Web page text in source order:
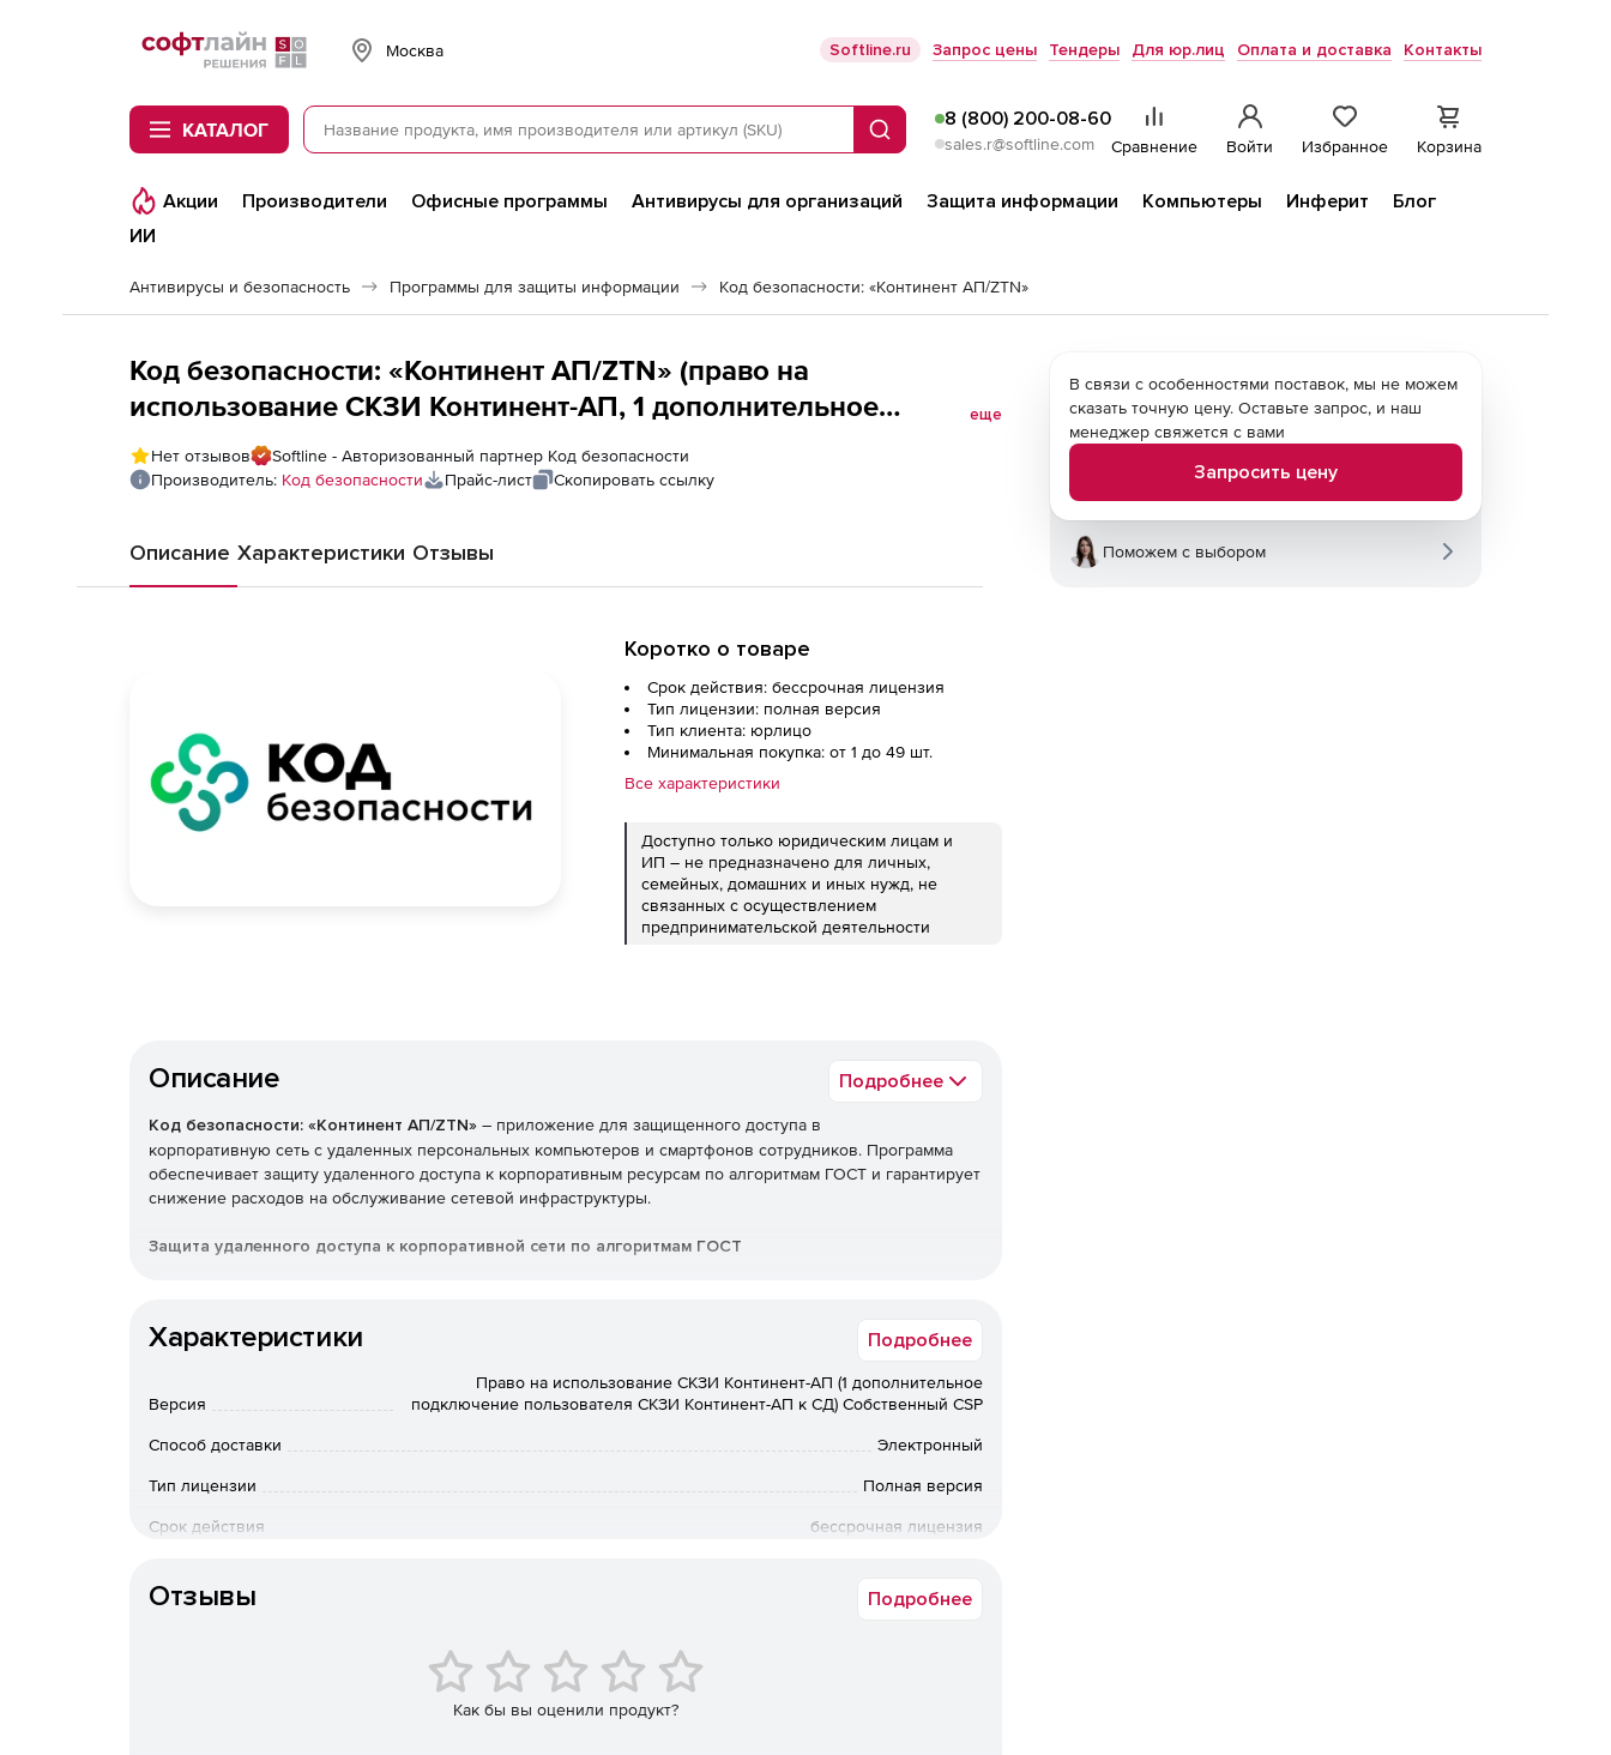
Softline
Москва Softline.ru Запрос цены Тендеры Для юр.лиц Оплата и доставка Контакты
КАТАЛОГ Поиск
8 (800) 200-08-60
sales.r@softline.com Сравнение Войти Избранное Корзина
Акции Производители Офисные программы Антивирусы для организаций Защита информации Компьютеры Инферит
Блог
ИИ
Антивирусы и безопасность Программы для защиты информации Код безопасности: «Континент АП/ZTN»
Код безопасности: «Континент АП/ZTN» (право на
использование СКЗИ Континент-АП, 1 дополнительное
подключение пользователя СКЗИ Континент-АП к СД
Собственный CSP), Электронная лицензия
еще
Нет отзывов
Softline - Авторизованный партнер Код безопасности
Производитель: Код безопасности Прайс-лист Скопировать ссылку
Описание Характеристики Отзывы
Коротко о товаре
Срок действия: бессрочная лицензия
Тип лицензии: полная версия
Тип клиента: юрлицо
Минимальная покупка: от 1 до 49 шт.
Все характеристики
Доступно только юридическим лицам и
ИП – не предназначено для личных,
семейных, домашних и иных нужд, не
связанных с осуществлением
предпринимательской деятельности
Описание Подробнее
Код безопасности: «Континент АП/ZTN» – приложение для защищенного доступа в
корпоративную сеть с удаленных персональных компьютеров и смартфонов сотрудников. Программа
обеспечивает защиту удаленного доступа к корпоративным ресурсам по алгоритмам ГОСТ и гарантирует
снижение расходов на обслуживание сетевой инфраструктуры.
Защита удаленного доступа к корпоративной сети по алгоритмам ГОСТ
ГОСТ.
Подключение небольшого офиса к корпоративной инфраструктуре
Расходы на сетевую инфраструктуру в офисе из нескольких сотрудников могут быть снижены за счет
доступа до входа пользователя в ОС.
Контроль внешней среды
Континент ZTN клиент контролирует соответствие удаленного рабочего места политике безопасности.
Это значительно сокращает вероятность проникновения злоумышленника в ИТ инфраструктуру через
Характеристики Подробнее
Версия
Право на использование СКЗИ Континент-АП (1 дополнительное
подключение пользователя СКЗИ Континент-АП к СД) Собственный CSP
Способ доставки Электронный
Тип лицензии Полная версия
Срок действия бессрочная лицензия
Отзывы Подробнее
Как бы вы оценили продукт?
В связи с особенностями поставок, мы не можем
сказать точную цену. Оставьте запрос, и наш
менеджер свяжется с вами
Запросить цену
Поможем с выбором